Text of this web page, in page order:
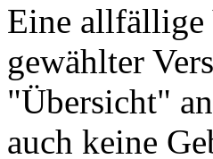
Eine allfällige
gewählter
"Übersicht"
auch keine